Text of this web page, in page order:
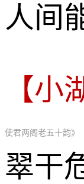
人间
【小
使君两阁老五十韵》
翠干